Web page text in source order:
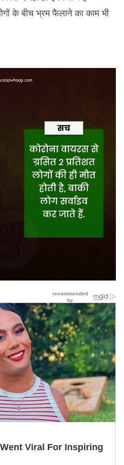
के बीच भ्रम फैलाने का काम भी